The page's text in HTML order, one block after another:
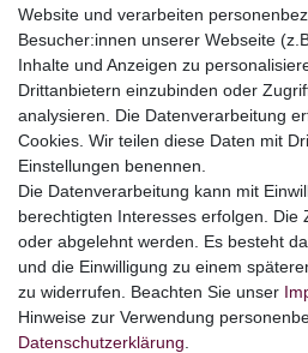
Top Kategorien
Adventskalender
Geschenke
Booklets
Themen
Ostern
Angebote
stark reduzierte B-Ware
Kundenservice
Versand & Lieferung
Website und verarbeiten
Besucher:innen unserer Webseite
Inhalte und Anzeigen zu
Drittanbietern einzubinden oder
analysieren. Die Datenverarbeitung
Cookies. Wir teilen diese Daten mit
Einstellungen benennen.
Die Datenverarbeitung kann mit
berechtigten Interesses erfolgen. Die
oder abgelehnt werden. Es besteht
und die Einwilligung zu einem
zu widerrufen. Beachten Sie unser
Hinweise zur Verwendung
Daten­schutz­erklärung